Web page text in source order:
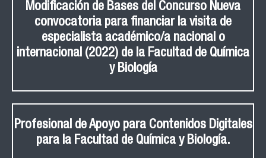
Modificación de Bases del Concurso Nueva
convocatoria para financiar la visita de
especialista académico/a nacional o
internacional (2022) de la Facultad de Química
y Biología
Profesional de Apoyo para Contenidos Digitales
para la Facultad de Química y Biología.